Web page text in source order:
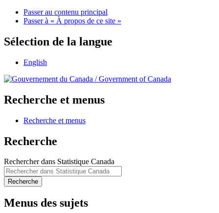
Passer au contenu principal
Passer à « À propos de ce site »
Sélection de la langue
English
/Government of Canada
Recherche et menus
Recherche et menus
Recherche
Rechercher dans Statistique Canada
Recherche
Menus des sujets